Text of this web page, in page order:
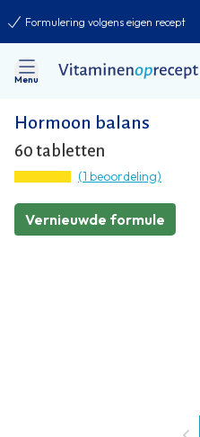
Formulering volgens eigen recept
Menu
Hormoon balans
60 tabletten
(1 beoordeling)
Vernieuwde formule